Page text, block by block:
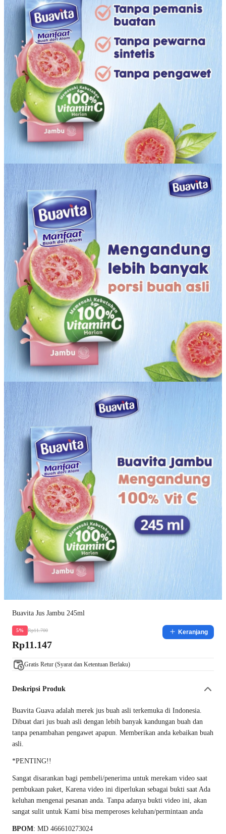
Buavita Jus Jambu 245ml
5% Rp11.700
Rp11.147
Keranjang
Gratis Retur (Syarat dan Ketentuan Berlaku)
Deskripsi Produk
Buavita Guava adalah merek jus buah asli terkemuka di Indonesia.
Dibuat dari jus buah asli dengan lebih banyak kandungan buah dan
tanpa penambahan pengawet apapun. Memberikan anda kebaikan buah
asli.
*PENTING!!
Sangat disarankan bagi pembeli/penerima untuk merekam video saat
pembukaan paket, Karena video ini diperlukan sebagai bukti saat Ada
keluhan mengenai pesanan anda. Tanpa adanya bukti video ini, akan
sangat sulit untuk Kami bisa memperoses keluhan/permintaan anda
BPOM: MD 466610273024